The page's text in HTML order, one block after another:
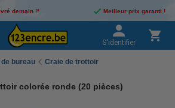
demain !* Meilleur prix garanti !
S'identifier
bureau Craie de trottoir
colorée ronde (20 pièces)